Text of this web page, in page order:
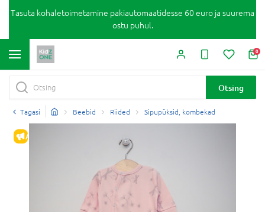
Tasuta kohaletoimetamine pakiautomaatidesse 60 euro ja suurema
ostu puhul.
0
Otsing
Tagasi Beebid Riided Sipupüksid, kombekad
ALLAHINDLUS